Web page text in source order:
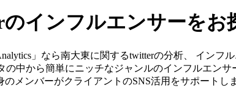
インフルエンサーをお
」なら南大東に関するtwitterの分析、 イン
の中から簡単にニッチなジャンルのインフルエン
メンバーがクライアントのSNS活用をサポートし